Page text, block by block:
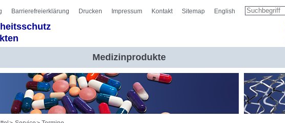
Suchbegriff
Barrierefreierklärung Drucken Impressum Kontakt Sitemap English
Medizinprodukte